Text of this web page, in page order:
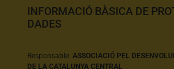
INFORMACIÓ BÀSICA DE
DADES
Responsable: ASSOCIACIÓ PEL
DE LA CATALUNYA CENTRAL